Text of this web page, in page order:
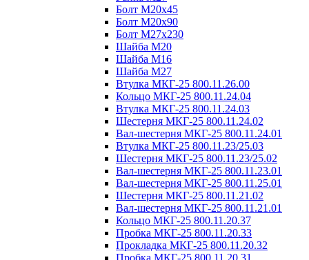
Болт М20х45
Болт М20х90
Болт М27х230
Шайба М20
Шайба М16
Шайба М27
Втулка МКГ-25 800.11.26.00
Кольцо МКГ-25 800.11.24.04
Втулка МКГ-25 800.11.24.03
Шестерня МКГ-25 800.11.24.02
Вал-шестерня МКГ-25 800.11.24.01
Втулка МКГ-25 800.11.23/25.03
Шестерня МКГ-25 800.11.23/25.02
Вал-шестерня МКГ-25 800.11.23.01
Вал-шестерня МКГ-25 800.11.25.01
Шестерня МКГ-25 800.11.21.02
Вал-шестерня МКГ-25 800.11.21.01
Кольцо МКГ-25 800.11.20.37
Пробка МКГ-25 800.11.20.33
Прокладка МКГ-25 800.11.20.32
Пробка МКГ-25 800.11.20.31